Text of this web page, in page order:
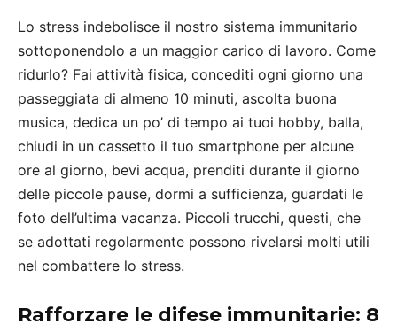
Lo stress indebolisce il nostro sistema immunitario
sottoponendolo a un maggior carico di lavoro. Come
ridurlo? Fai attività fisica, concediti ogni giorno una
passeggiata di almeno 10 minuti, ascolta buona
musica, dedica un po’ di tempo ai tuoi hobby, balla,
chiudi in un cassetto il tuo smartphone per alcune
ore al giorno, bevi acqua, prenditi durante il giorno
delle piccole pause, dormi a sufficienza, guardati le
foto dell’ultima vacanza. Piccoli trucchi, questi, che
se adottati regolarmente possono rivelarsi molti utili
nel combattere lo stress.
Rafforzare le difese immunitarie: 8